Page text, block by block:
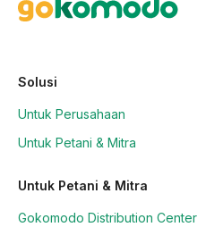
Solusi
Untuk Perusahaan
Untuk Petani & Mitra
Untuk Petani & Mitra
Gokomodo Distribution Center